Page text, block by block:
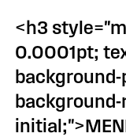
<h3
0.0001pt;